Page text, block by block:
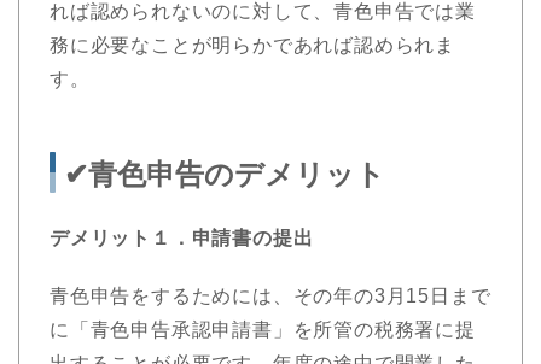
れば認められないのに対して、青色申告では業
務に必要なことが明らかであれば認められま
す。
✔︎青色申告のデメリット
デメリット１．申請書の提出
青色申告をするためには、その年の3月15日まで
に「青色申告承認申請書」を所管の税務署に提